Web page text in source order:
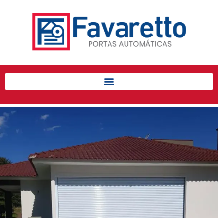
Início
Porta de Enrolar Automática
Automatizadores
Acessórios Para Portas de
Pintura eletrostática
Portfólio
Contato